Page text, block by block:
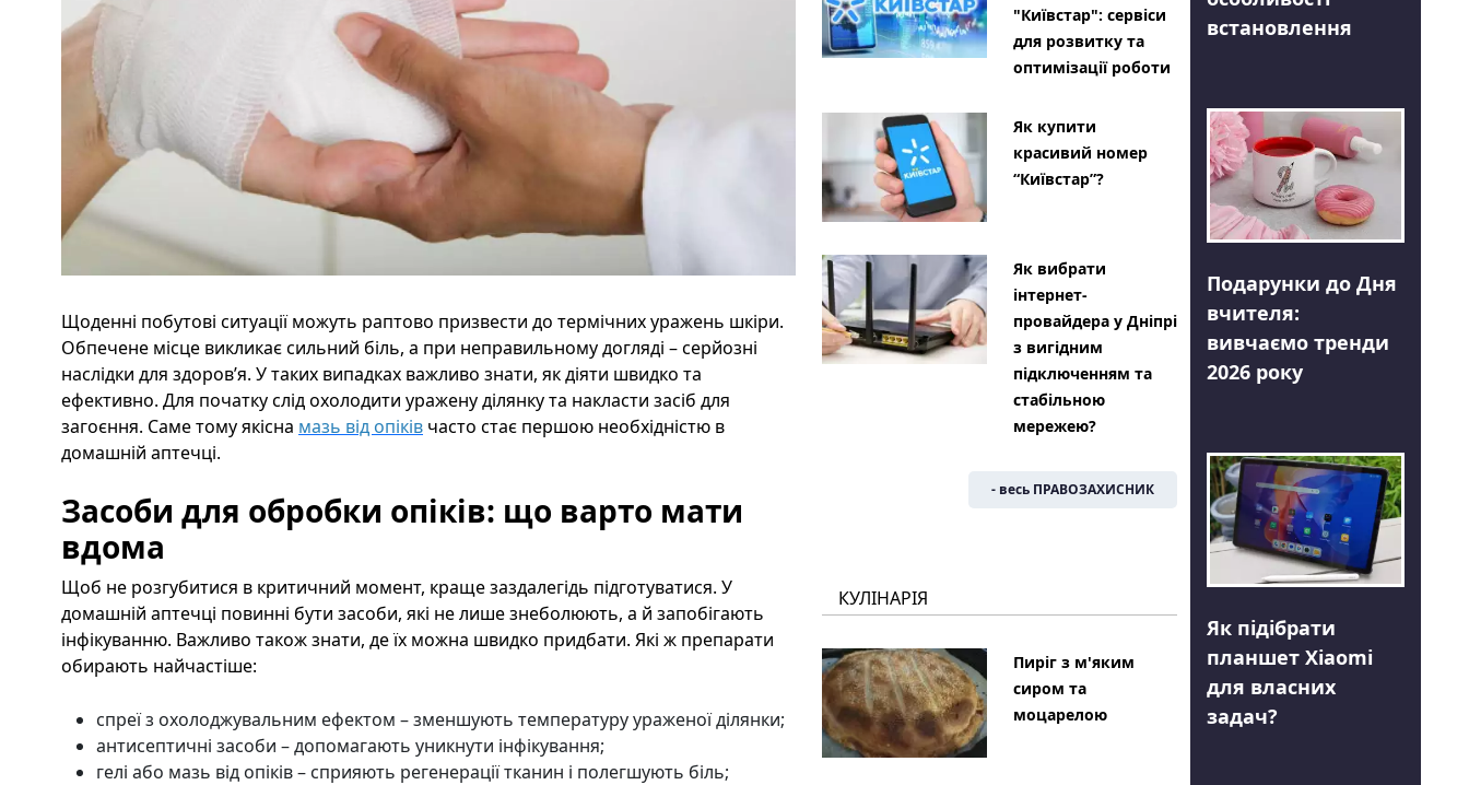
Щоденні побутові ситуації можуть раптово призвести до термічних уражень шкіри.
Обпечене місце викликає сильний біль, а при неправильному догляді – серйозні
наслідки для здоров’я. У таких випадках важливо знати, як діяти швидко та
ефективно. Для початку слід охолодити уражену ділянку та накласти засіб для
загоєння. Саме тому якісна мазь від опіків часто стає першою необхідністю в
домашній аптечці.
Засоби для обробки опіків: що варто мати
вдома
Щоб не розгубитися в критичний момент, краще заздалегідь підготуватися. У
домашній аптечці повинні бути засоби, які не лише знеболюють, а й запобігають
інфікуванню. Важливо також знати, де їх можна швидко придбати. Які ж препарати
обирають найчастіше:
спреї з охолоджувальним ефектом – зменшують температуру ураженої ділянки;
антисептичні засоби – допомагають уникнути інфікування;
гелі або мазь від опіків – сприяють регенерації тканин і полегшують біль;
"Київстар": сервіси
для розвитку та
оптимізації роботи
Як купити
красивий номер
“Київстар”?
Як вибрати
інтернет-
провайдера у Дніпрі
з вигідним
підключенням та
стабільною
мережею?
- весь ПРАВОЗАХИСНИК
КУЛІНАРІЯ
Пиріг з м'яким
сиром та
моцарелою
встановлення
Подарунки до Дня
вчителя:
вивчаємо тренди
2026 року
Як підібрати
планшет Xiaomi
для власних
задач?